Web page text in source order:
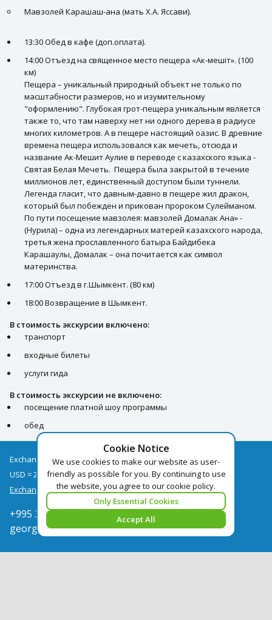
Мавзолей Карашаш-ана (мать Х.А. Яссави).
13:30 Обед в кафе (доп.оплата).
14:00 Отъезд на священное место пещера «Ак-мешiт». (100
км)
Пещера – уникальный природный объект не только по
масштабности размеров, но и изумительному
"оформлению". Глубокая грот-пещера уникальным является
также то, что там наверху нет ни одного дерева в радиусе
многих километров. А в пещере настоящий оазис. В древние
времена пещера использовался как мечеть, отсюда и
название Ак-Мешит Аулие в переводе с казахского языка -
Святая Белая Мечеть. Пещера была закрытой в течение
миллионов лет, единственный доступом были туннели.
Легенда гласит, что давным-давно в пещере жил дракон,
который был побежден и прикован пророком Сулейманом.
По пути посещение мавзолея: мавзолей Домалак Ана» -
(Нурила) – одна из легендарных матерей казахского народа,
третья жена прославленного батыра Байдибека
Карашаулы, Домалак – она почитается как символ
материнства.
17:00 Отъезд в г.Шымкент. (80 км)
18:00 Возвращение в Шымкент.
В стоимость экскурсии включено:
транспорт
входные билеты
услуги гида
В стоимость экскурсии не включено:
посещение платной шоу программы
обед
Cookie Notice
We use cookies to make our website as user-
friendly as possible for you. By continuing to use
the website, you agree to our cookie policy.
Only Essential Cookies
Accept All
Exchange rates as of 07/08
USD = 2.67
EUR = 3.09
Exchange rate archive
+995 322050666
georgia@pegast.ge